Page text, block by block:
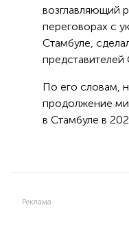
возглавляющий
переговорах с
Стамбуле,
По его словам,
продолжение
в Стамбуле в
Реклама